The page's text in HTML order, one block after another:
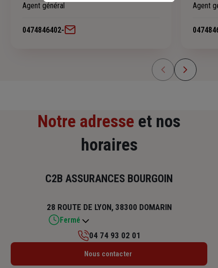
Agent général
0474846402-
Agent
Notre adresse et nos
horaires
C2B ASSURANCES BOURGOIN
28 ROUTE DE LYON, 38300 DOMARIN
Fermé
Lundi : 09h – 12h30 / 13h30 – 17h
04 74 93 02 01
Nous contacter